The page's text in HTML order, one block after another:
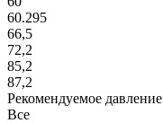
60.295
66,5
72,2
85,2
87,2
Рекомендуемое давление
Все